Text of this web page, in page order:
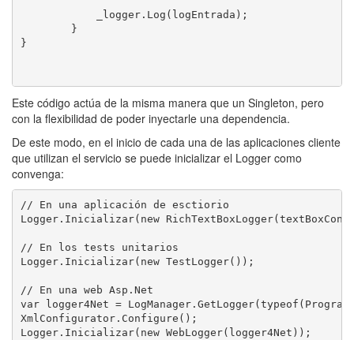
            _logger.Log(logEntrada);
        }
}
Este código actúa de la misma manera que un Singleton, pero
con la flexibilidad de poder inyectarle una dependencia.
De este modo, en el inicio de cada una de las aplicaciones cliente
que utilizan el servicio se puede inicializar el Logger como
convenga:
// En una aplicación de esctiorio
Logger.Inicializar(new
// En los tests unitarios
Logger.Inicializar(new TestLogger());
// En una web Asp.Net
var logger4Net =
XmlConfigurator.Configure();
Logger.Inicializar(new WebLogger(logger4Net));